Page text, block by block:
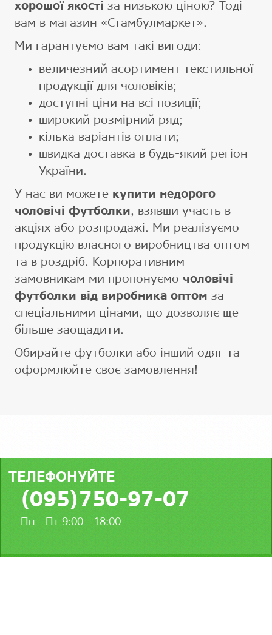
хорошої якості за низькою ціною? Тоді
вам в магазин «Стамбулмаркет».
Ми гарантуємо вам такі вигоди:
величезний асортимент текстильної
продукції для чоловіків;
доступні ціни на всі позиції;
широкий розмірний ряд;
кілька варіантів оплати;
швидка доставка в будь-який регіон
України.
У нас ви можете купити недорого
чоловічі футболки, взявши участь в
акціях або розпродажі. Ми реалізуємо
продукцію власного виробництва оптом
та в роздріб. Корпоративним
замовникам ми пропонуємо чоловічі
футболки від виробника оптом за
спеціальними цінами, що дозволяє ще
більше заощадити.
Обирайте футболки або інший одяг та
оформлюйте своє замовлення!
ТЕЛЕФОНУЙТЕ
(095)750-97-07
Пн - Пт 9:00 - 18:00